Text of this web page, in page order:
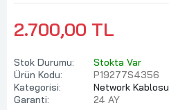
2.700,00 TL
Stok Durumu:
Stokta Var
Ürün Kodu:
P19277S4356
Kategorisi:
Network Kablosu
Garanti:
24 AY